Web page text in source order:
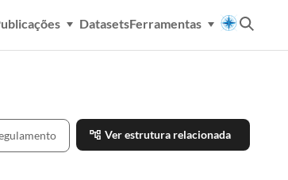
DatasetsFerramentas
Ver estrutura relacionada